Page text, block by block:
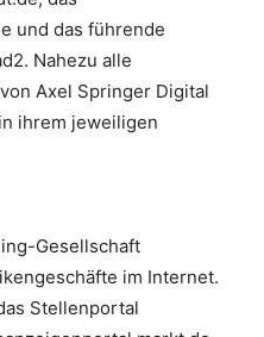
und das führende
Nahezu alle
Axel Springer Digital
ihrem jeweiligen
Gesellschaft
im Internet.
Stellenportal